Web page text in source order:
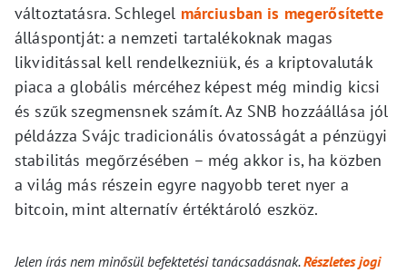
változtatásra. Schlegel márciusban is megerősítette
álláspontját: a nemzeti tartalékoknak magas
likviditással kell rendelkezniük, és a kriptovaluták
piaca a globális mércéhez képest még mindig kicsi
és szűk szegmensnek számít. Az SNB hozzáállása jól
példázza Svájc tradicionális óvatosságát a pénzügyi
stabilitás megőrzésében – még akkor is, ha közben
a világ más részein egyre nagyobb teret nyer a
bitcoin, mint alternatív értéktároló eszköz.
Jelen írás nem minősül befektetési tanácsadásnak.Részletes jogi